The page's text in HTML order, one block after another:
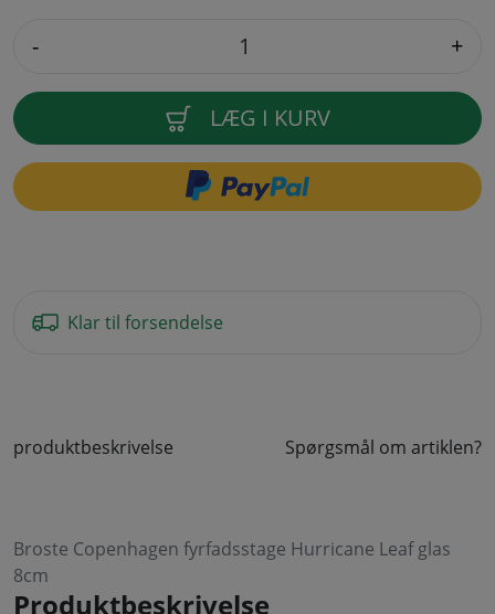
- +
LÆG I KURV
Klar til forsendelse
produktbeskrivelse Spørgsmål om artiklen?
Broste Copenhagen fyrfadsstage Hurricane Leaf glas
8cm
Produktbeskrivelse